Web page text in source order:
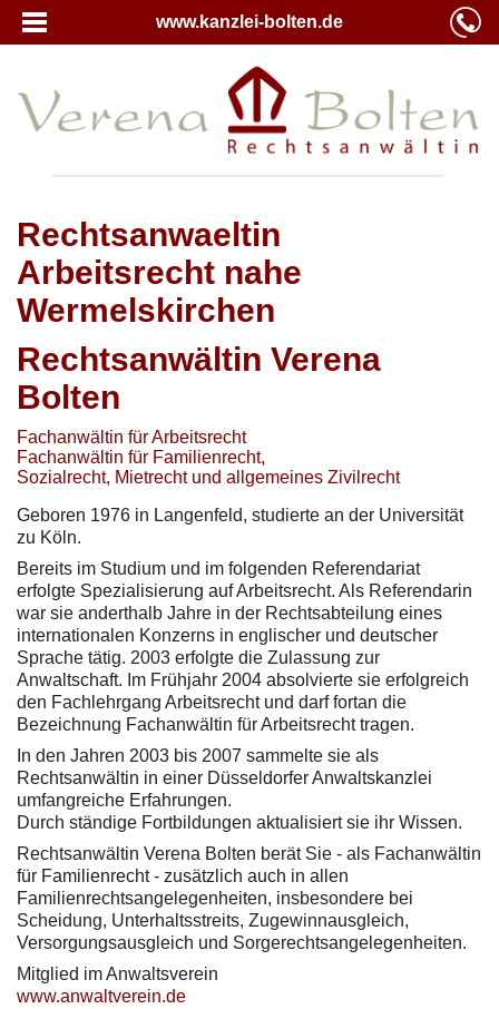
www.kanzlei-bolten.de
Rechtsanwaeltin
Arbeitsrecht nahe
Wermelskirchen
Rechtsanwältin Verena
Bolten
Fachanwältin für Arbeitsrecht
Fachanwältin für Familienrecht,
Sozialrecht, Mietrecht und allgemeines Zivilrecht
Geboren 1976 in Langenfeld, studierte an der Universität
zu Köln.
Bereits im Studium und im folgenden Referendariat
erfolgte Spezialisierung auf Arbeitsrecht. Als Referendarin
war sie anderthalb Jahre in der Rechtsabteilung eines
internationalen Konzerns in englischer und deutscher
Sprache tätig. 2003 erfolgte die Zulassung zur
Anwaltschaft. Im Frühjahr 2004 absolvierte sie erfolgreich
den Fachlehrgang Arbeitsrecht und darf fortan die
Bezeichnung Fachanwältin für Arbeitsrecht tragen.
In den Jahren 2003 bis 2007 sammelte sie als
Rechtsanwältin in einer Düsseldorfer Anwaltskanzlei
umfangreiche Erfahrungen.
Durch ständige Fortbildungen aktualisiert sie ihr Wissen.
Rechtsanwältin Verena Bolten berät Sie - als Fachanwältin
für Familienrecht - zusätzlich auch in allen
Familienrechtsangelegenheiten, insbesondere bei
Scheidung, Unterhaltsstreits, Zugewinnausgleich,
Versorgungsausgleich und Sorgerechtsangelegenheiten.
Mitglied im Anwaltsverein
www.anwaltverein.de